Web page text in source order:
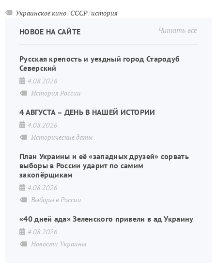
Украинское кино СССР история
Читать все
НОВОЕ НА САЙТЕ
Русская крепость и уездный город Стародуб
Северский
4.08.2026
История России
4 АВГУСТА – ДЕНЬ В НАШЕЙ ИСТОРИИ
4.08.2026
Исторические даты
План Украины и её «западных друзей» сорвать
выборы в России ударит по самим
закопёрщикам
4.08.2026
Выборы в России
«40 дней ада» Зеленского привели в ад Украину
4.08.2026
Новости Украины